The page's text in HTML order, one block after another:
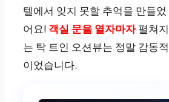
텔에서 잊지 못할 추억을 만들었
어요! 객실 문을 열자마자펼쳐지
는 탁 트인 오션뷰는 정말 감동적
이었습니다.